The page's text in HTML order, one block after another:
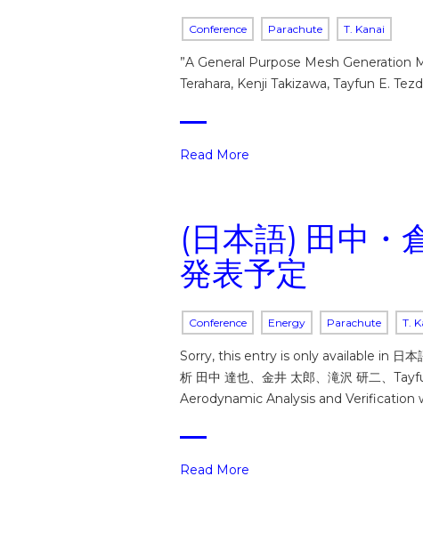
Conference Parachute T. Kanai
”A General Purpose Mesh Generation
Terahara, Kenji Takizawa, Tayfun E.
Read More
(日本語) 田中・
発表予定
Conference Energy Parachute T.
Sorry, this entry is only available in 日本
析 田中 達也、金井 太郎、滝沢 研二、
Aerodynamic Analysis and Verification
Read More